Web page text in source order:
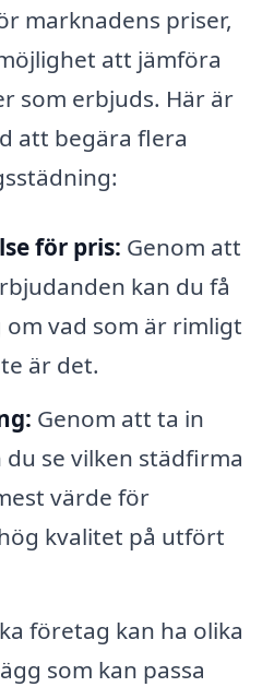
marknadens priser,
att jämföra
som erbjuds. Här är
att begära flera
för pris: Genom att
kan du få
vad som är rimligt
är det.
Genom att ta in
se vilken städfirma
värde för
kvalitet på utfört
företag kan ha olika
som kan passa